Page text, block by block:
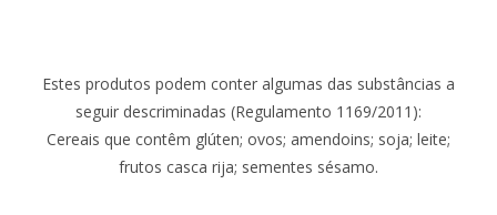
Estes produtos podem conter algumas das substâncias a
seguir descriminadas (Regulamento 1169/2011):
Cereais que contêm glúten; ovos; amendoins; soja; leite;
frutos casca rija; sementes sésamo.